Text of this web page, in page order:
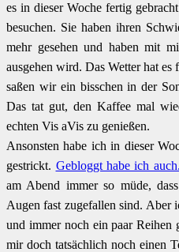
es in dieser Woche fertig
besuchen. Sie haben ihren
mehr gesehen und haben mit
ausgehen wird. Das Wetter hat es
saßen wir ein bisschen in der
Das tat gut, den Kaffee mal
echten Vis aVis zu genießen.
Ansonsten habe ich in dieser
gestrickt. Gebloggt habe ich auch.
am Abend immer so müde,
Augen fast zugefallen sind. Aber
und immer noch ein paar Reihen
mir doch tatsächlich noch einen